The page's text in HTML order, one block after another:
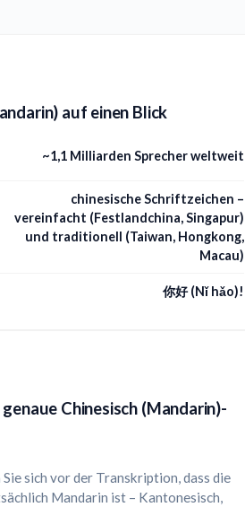
auf einen Blick
~1,1 Milliarden Sprecher weltweit
chinesische Schriftzeichen –
vereinfacht (Festlandchina, Singapur)
und traditionell (Taiwan, Hongkong,
Macau)
你好 (Nǐ hǎo)!
Chinesisch (Mandarin)-
sich vor der Transkription, dass die
Mandarin ist – Kantonesisch,